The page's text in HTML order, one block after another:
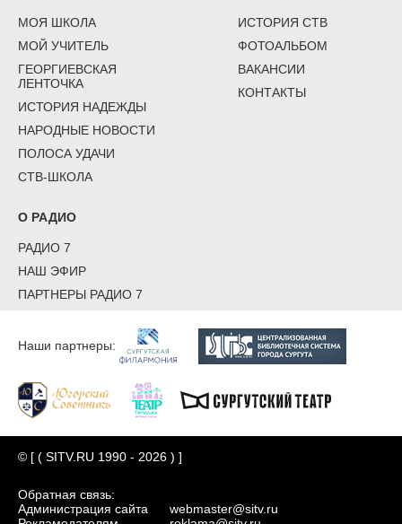
МОЯ ШКОЛА
МОЙ УЧИТЕЛЬ
ГЕОРГИЕВСКАЯ
ЛЕНТОЧКА
ИСТОРИЯ НАДЕЖДЫ
НАРОДНЫЕ НОВОСТИ
ПОЛОСА УДАЧИ
СТВ-ШКОЛА
ИСТОРИЯ СТВ
ФОТОАЛЬБОМ
ВАКАНСИИ
КОНТАКТЫ
О РАДИО
РАДИО 7
НАШ ЭФИР
ПАРТНЕРЫ РАДИО 7
Наши партнеры:
© [ ( SITV.RU 1990 - 2026 ) ]
Обратная связь:
Администрация сайта
webmaster@sitv.ru